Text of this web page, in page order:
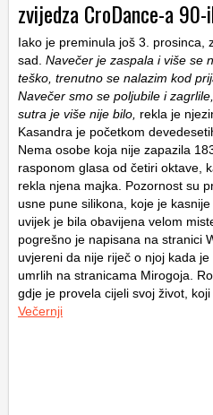
zvijedza CroDance-a 90-
Iako je preminula još 3. prosinca,
sad. Navečer je zaspala i više se
teško, trenutno se nalazim kod
Navečer smo se poljubile i
sutra je više nije bilo, rekla je
Kasandra je početkom
Nema osobe koja nije zapazila
rasponom glasa od četiri oktave,
rekla njena majka. Pozornost su
usne pune silikona, koje je
uvijek je bila obavijena velom
pogrešno je napisana na stranici
uvjereni da nije riječ o njoj kada
umrlih na stranicama Mirogoja.
gdje je provela cijeli svoj život,
Večernji